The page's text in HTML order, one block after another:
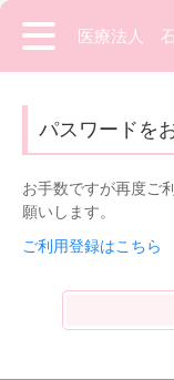
医療法人
パスワードを
お手数ですが再度ご
願いします。
ご利用登録はこちら